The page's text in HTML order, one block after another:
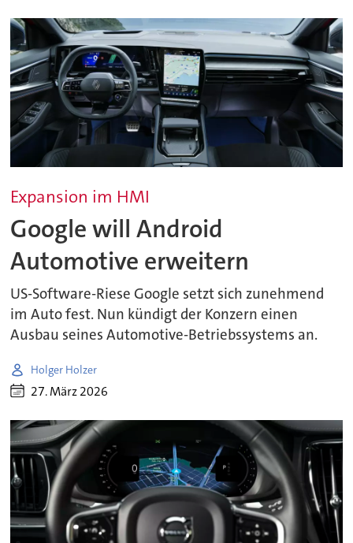
Expansion im HMI
Google will Android
Automotive erweitern
US-Software-Riese Google setzt sich zunehmend
im Auto fest. Nun kündigt der Konzern einen
Ausbau seines Automotive-Betriebssystems an.
Holger Holzer
27. März 2026